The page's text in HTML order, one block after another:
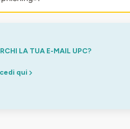
LA TUA E-MAIL UPC?
qui